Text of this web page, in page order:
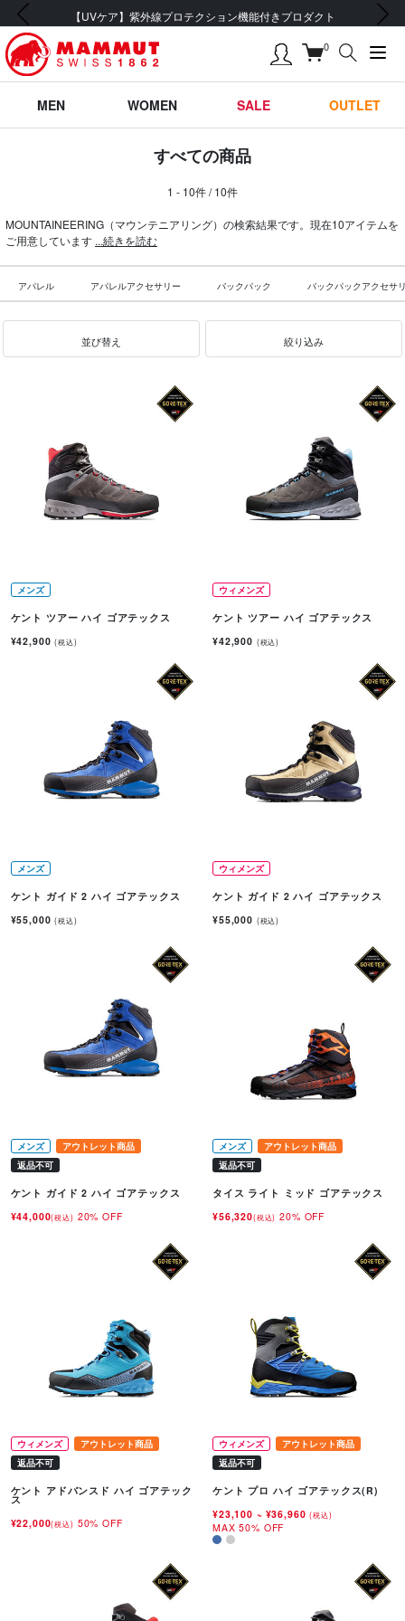
線プロテクション機能付きプロダクト 会員登
前の画像 次の画像
0
MEN WOMEN SALE OUTLET
すべての商品
1 - 10件 / 10件
MOUNTAINEERING（マウンテニアリング）の検索結果です。現在10アイテムを
ご用意しています ...続きを読む
アパレル アパレルアクセサリー バックパック バックパックアクセサ
並び替え 絞り込み
メンズ
ケント ツアー ハイ ゴアテックス
¥42,900(税込)
ウィメンズ
ケント ツアー ハイ ゴアテックス
¥42,900 (税込)
メンズ
ケント ガイド 2 ハイ ゴアテックス
¥55,000(税込)
ウィメンズ
ケント ガイド 2 ハイ ゴアテックス
¥55,000 (税込)
メンズ
アウトレット商品
返品不可
ケント ガイド 2 ハイ ゴアテックス
¥44,000(税込) 20% OFF
メンズ
アウトレット商品
返品不可
タイス ライト ミッド ゴアテックス
¥56,320(税込) 20% OFF
ウィメンズ
アウトレット商品
返品不可
ケント アドバンスド ハイ ゴアテック
ス
¥22,000(税込) 50% OFF
ウィメンズ
アウトレット商品
返品不可
ケント プロ ハイ ゴアテックス(R)
¥23,100 ~ ¥36,960(税込)
MAX 50% OFF